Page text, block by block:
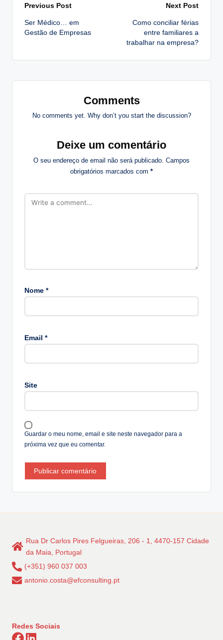
Post
navigation
Previous Post
Ser Médico… em
Gestão de Empresas
Next Post
Como conciliar férias
entre familiares a
trabalhar na empresa?
Comments
No comments yet. Why don’t you start the discussion?
Deixe um comentário
O seu endereço de email não será publicado. Campos
obrigatórios marcados com *
Nome *
Email *
Site
Guardar o meu nome, email e site neste navegador para a
próxima vez que eu comentar.
e
ti
e
:
Rua Dr Carlos Pires Felgueiras, 206 - 1, 4470-157 Cidade
da Maia, Portugal
(+351) 960 037 003
antonio.costa@efconsulting.pt
Redes Sociais